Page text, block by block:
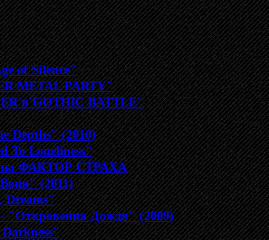
of Silence"
METAL PARTY"
BATTLE"
Depths" (2010)
To Loneliness"
ФАКТОР СТРАХА
(2011)
Dreams"
- "Откровения Дождя" (2009)